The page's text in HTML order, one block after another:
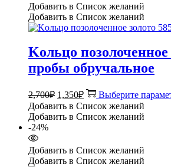
Добавить в Список желаний
Добавить в Список желаний
Kольцо позолоченное
пробы обручальное
2,700₽ Первоначальная
цена
составляла
1,350₽Текущая
цена:
1,350₽.
Выберите
Добавить в Список желаний
Добавить в Список желаний
-24%
Добавить в Список желаний
Добавить в Список желаний